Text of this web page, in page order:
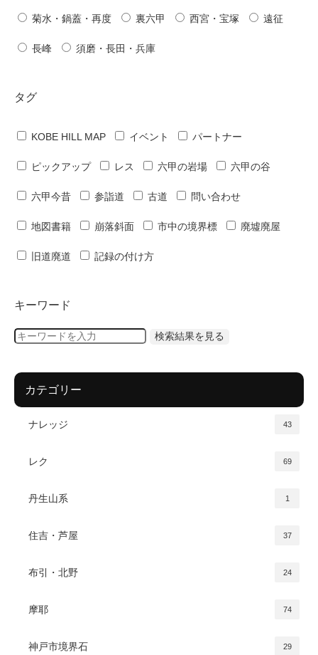
菊水・鍋蓋・再度 裏六甲 西宮・宝塚 遠征
長峰 須磨・長田・兵庫
タグ
KOBE HILL MAP イベント パートナー
ピックアップ レス 六甲の岩場 六甲の谷
六甲今昔 参詣道 古道 問い合わせ
地図書籍 崩落斜面 市中の境界標 廃墟廃屋
旧道廃道 記録の付け方
キーワード
カテゴリー
ナレッジ 43
レク 69
丹生山系 1
住吉・芦屋 37
布引・北野 24
摩耶 74
神戸市境界石 29